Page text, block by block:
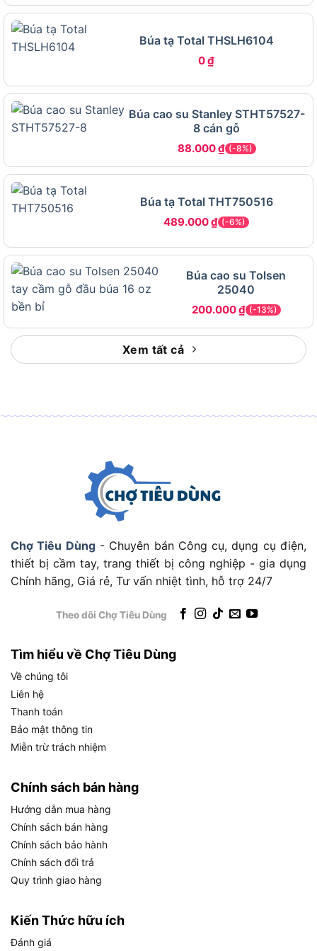
Người làm DIY – Sáng tạo đồ handmade, gò
Những ai đam mê làm đồ kim khí mỹ nghệ, mô
hình hoặc đồ trang trí sẽ thấy búa này đặc biệt
tiện lợi để chỉnh hình vật liệu mà không làm hỏng
Hướng dẫn sử dụng búa gò Tolsen
25121 đúng cách
Hướng dẫn sử dụng búa gò Tolsen 25121 đúng cách
Để đảm bảo hiệu quả và an toàn, người dùng nên
chú ý:
Luôn kiểm tra đầu búa và cán trước khi sử
dụng.
mỏng.
Kết hợp với đe hoặc đệm gỗ để giữ phôi ổn
định.
Không dùng để đập vật cứng, bê tông, gỗ lớn…
làm hỏng đầu búa.
Bảo quản búa gò Tolsen 25121 để
luôn như mới
Chỉ cần một vài thao tác đơn giản, người dùng có
Tránh để búa tiếp xúc với nước lâu ngày
Búa tạ Total THSLH6104
0₫
Búa cao su Stanley STHT57527-
8 cán gỗ
88.000₫ (-8%)
Búa tạ Total THT750516
489.000₫ (-6%)
Búa cao su Tolsen
25040
200.000₫ (-13%)
Xem tất cả
Chợ Tiêu Dùng- Chuyên bán Công cụ, dụng cụ điện,
thiết bị cầm tay, trang thiết bị công nghiệp - gia dụng
Chính hãng, Giá rẻ, Tư vấn nhiệt tình, hỗ trợ 24/7
Theo dõi Chợ Tiêu Dùng
Tìm hiểu về Chợ Tiêu Dùng
Về chúng tôi
Liên hệ
Thanh toán
Bảo mật thông tin
Miễn trừ trách nhiệm
Chính sách bán hàng
Hướng dẫn mua hàng
Chính sách bán hàng
Chính sách bảo hành
Chính sách đổi trả
Quy trình giao hàng
Kiến Thức hữu ích
Đánh giá